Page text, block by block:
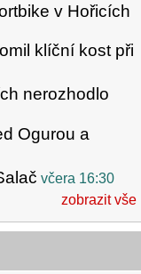
v Hořicích
klíční kost při
nerozhodlo
Ogurou a
včera 16:30
zobrazit vše